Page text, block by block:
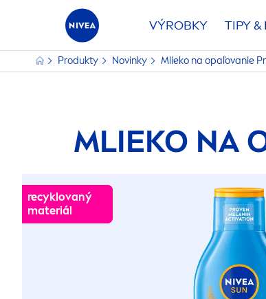
VÝROBKY TIPY &
Produkty Novinky Mlieko na opaľovanie
MLIEKO NA
recyklovaný
materiál
recyklovaný
materiál